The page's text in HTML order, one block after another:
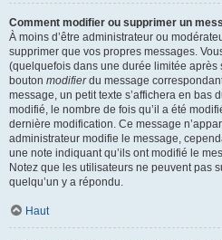
Comment modifier ou supprimer un
À moins d’être administrateur ou
supprimer que vos propres messages.
(quelquefois dans une durée limitée
bouton modifierdu message
message, un petit texte s’affichera en bas
modifié, le nombre de fois qu’il a été
dernière modification. Ce message
administrateur modifie le message,
une note indiquant qu’ils ont modifié le
Notez que les utilisateurs ne peuvent pas
quelqu’un y a répondu.
Haut